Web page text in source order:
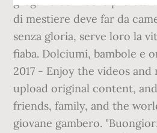
di mestiere deve far da
senza gloria, serve loro la
fiaba. Dolciumi, bambole e
2017 - Enjoy the videos
upload original content,
friends, family, and the
giovane gambero.